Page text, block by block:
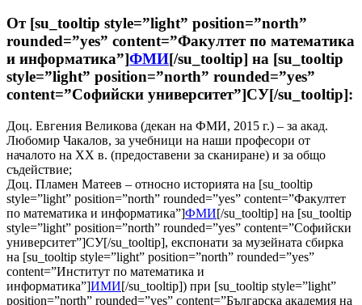
От [su_tooltip style=”light” position=”north”
rounded=”yes” content=”Факултет по математика
и информатика”]ФМИ[/su_tooltip] на [su_tooltip
style=”light” position=”north” rounded=”yes”
content=”Софийски университет”]СУ[/su_tooltip]:
Доц. Евгения Великова (декан на ФМИ, 2015 г.) – за акад.
Любомир Чакалов, за учебници на наши професори от
началото на ХХ в. (предоставени за сканиране) и за общо
съдействие;
Доц. Пламен Матеев – относно историята на [su_tooltip
style=”light” position=”north” rounded=”yes” content=”Факултет
по математика и информатика”]ФМИ[/su_tooltip] на [su_tooltip
style=”light” position=”north” rounded=”yes” content=”Софийски
университет”]СУ[/su_tooltip], експонати за музейната сбирка
на [su_tooltip style=”light” position=”north” rounded=”yes”
content=”Институт по математика и
информатика”]ИМИ[/su_tooltip]) при [su_tooltip style=”light”
position=”north” rounded=”yes” content=”Българска академия на